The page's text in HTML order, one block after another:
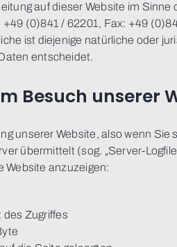
auf dieser Website im
(0)841 / 62201, Fax: +49
ist diejenige natürliche oder
entscheidet.
Besuch unserer
unserer Website, also wenn
übermittelt (sog. „Server-
Website anzuzeigen:
Zugriffes